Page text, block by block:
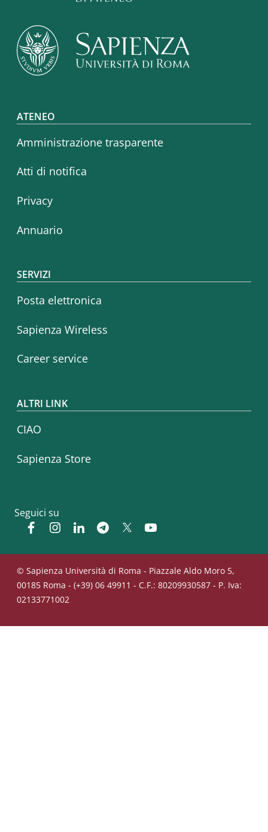
Footer menu
ATENEO
Amministrazione trasparente
Atti di notifica
Privacy
Annuario
SERVIZI
Posta elettronica
Sapienza Wireless
Career service
ALTRI LINK
CIAO
Sapienza Store
Seguici su
FacebookInstagramLinkedinTelegram
Twitter
© Sapienza Università di Roma - Piazzale Aldo Moro 5,
00185 Roma - (+39) 06 49911 - C.F.: 80209930587 - P. Iva:
02133771002